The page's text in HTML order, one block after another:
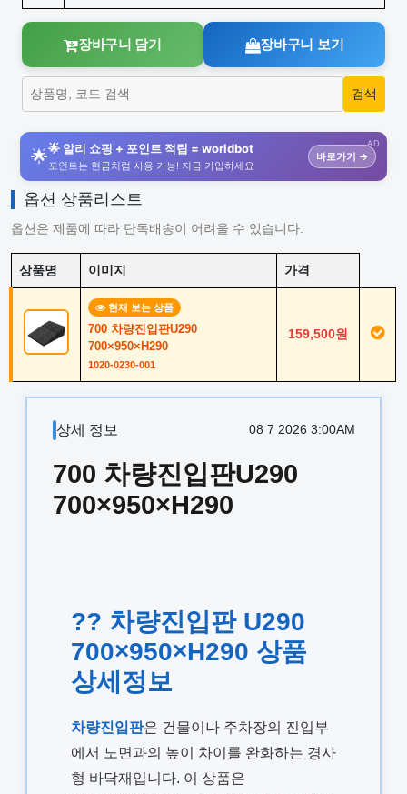
장바구니 담기 장바구니 보기
AD
🌟🌟 알리 쇼핑 + 포인트 적립 = worldbot
포인트는 현금처럼 사용 가능! 지금 가입하세요
바로가기 →
옵션 상품리스트
옵션은 제품에 따라 단독배송이 어려울 수 있습니다.
상품명 이미지 가격
현재 보는 상품
700 차량진입판U290
700×950×H290
1020-0230-001
159,500원
상세 정보 08 7 2026 3:00AM
700 차량진입판U290
700×950×H290
?? 차량진입판 U290
700×950×H290 상품
상세정보
차량진입판은 건물이나 주차장의 진입부
에서 노면과의 높이 차이를 완화하는 경사
형 바닥재입니다. 이 상품은